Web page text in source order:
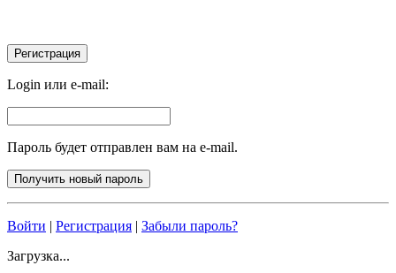
Login или e-mail:
Пароль будет отправлен вам на e-mail.
Войти | Регистрация | Забыли пароль?
Загрузка...